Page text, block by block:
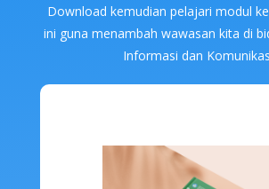
Download kemudian pelajari modul
ini guna menambah wawasan kita di
Informasi dan